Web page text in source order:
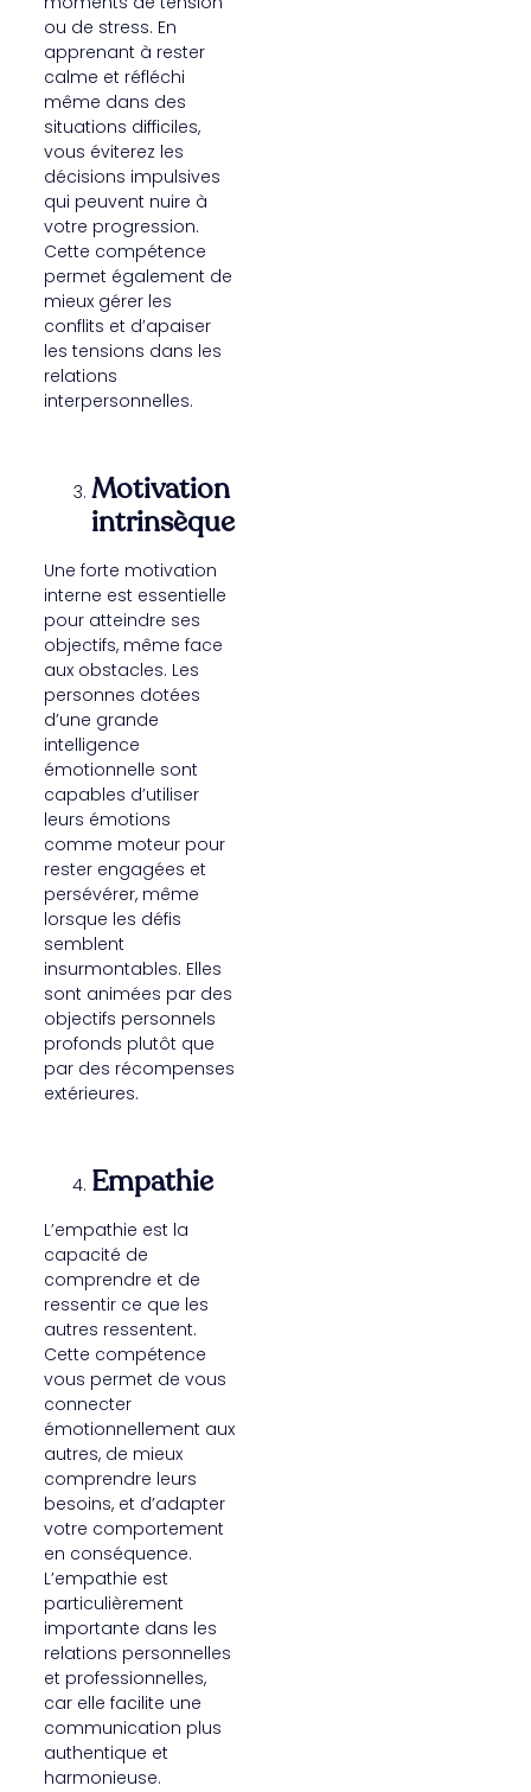
ou de stress. En
apprenant à rester
calme et réfléchi
même dans des
situations difficiles,
vous éviterez les
décisions impulsives
qui peuvent nuire à
votre progression.
Cette compétence
permet également de
mieux gérer les
conflits et d’apaiser
les tensions dans les
relations
interpersonnelles.
Motivation
intrinsèque
Une forte motivation
interne est essentielle
pour atteindre ses
objectifs, même face
aux obstacles. Les
personnes dotées
d’une grande
intelligence
émotionnelle sont
capables d’utiliser
leurs émotions
comme moteur pour
rester engagées et
persévérer, même
lorsque les défis
semblent
insurmontables. Elles
sont animées par des
objectifs personnels
profonds plutôt que
par des récompenses
extérieures.
Empathie
L’empathie est la
capacité de
comprendre et de
ressentir ce que les
autres ressentent.
Cette compétence
vous permet de vous
connecter
émotionnellement aux
autres, de mieux
comprendre leurs
besoins, et d’adapter
votre comportement
en conséquence.
L’empathie est
particulièrement
importante dans les
relations personnelles
et professionnelles,
car elle facilite une
communication plus
authentique et
harmonieuse.